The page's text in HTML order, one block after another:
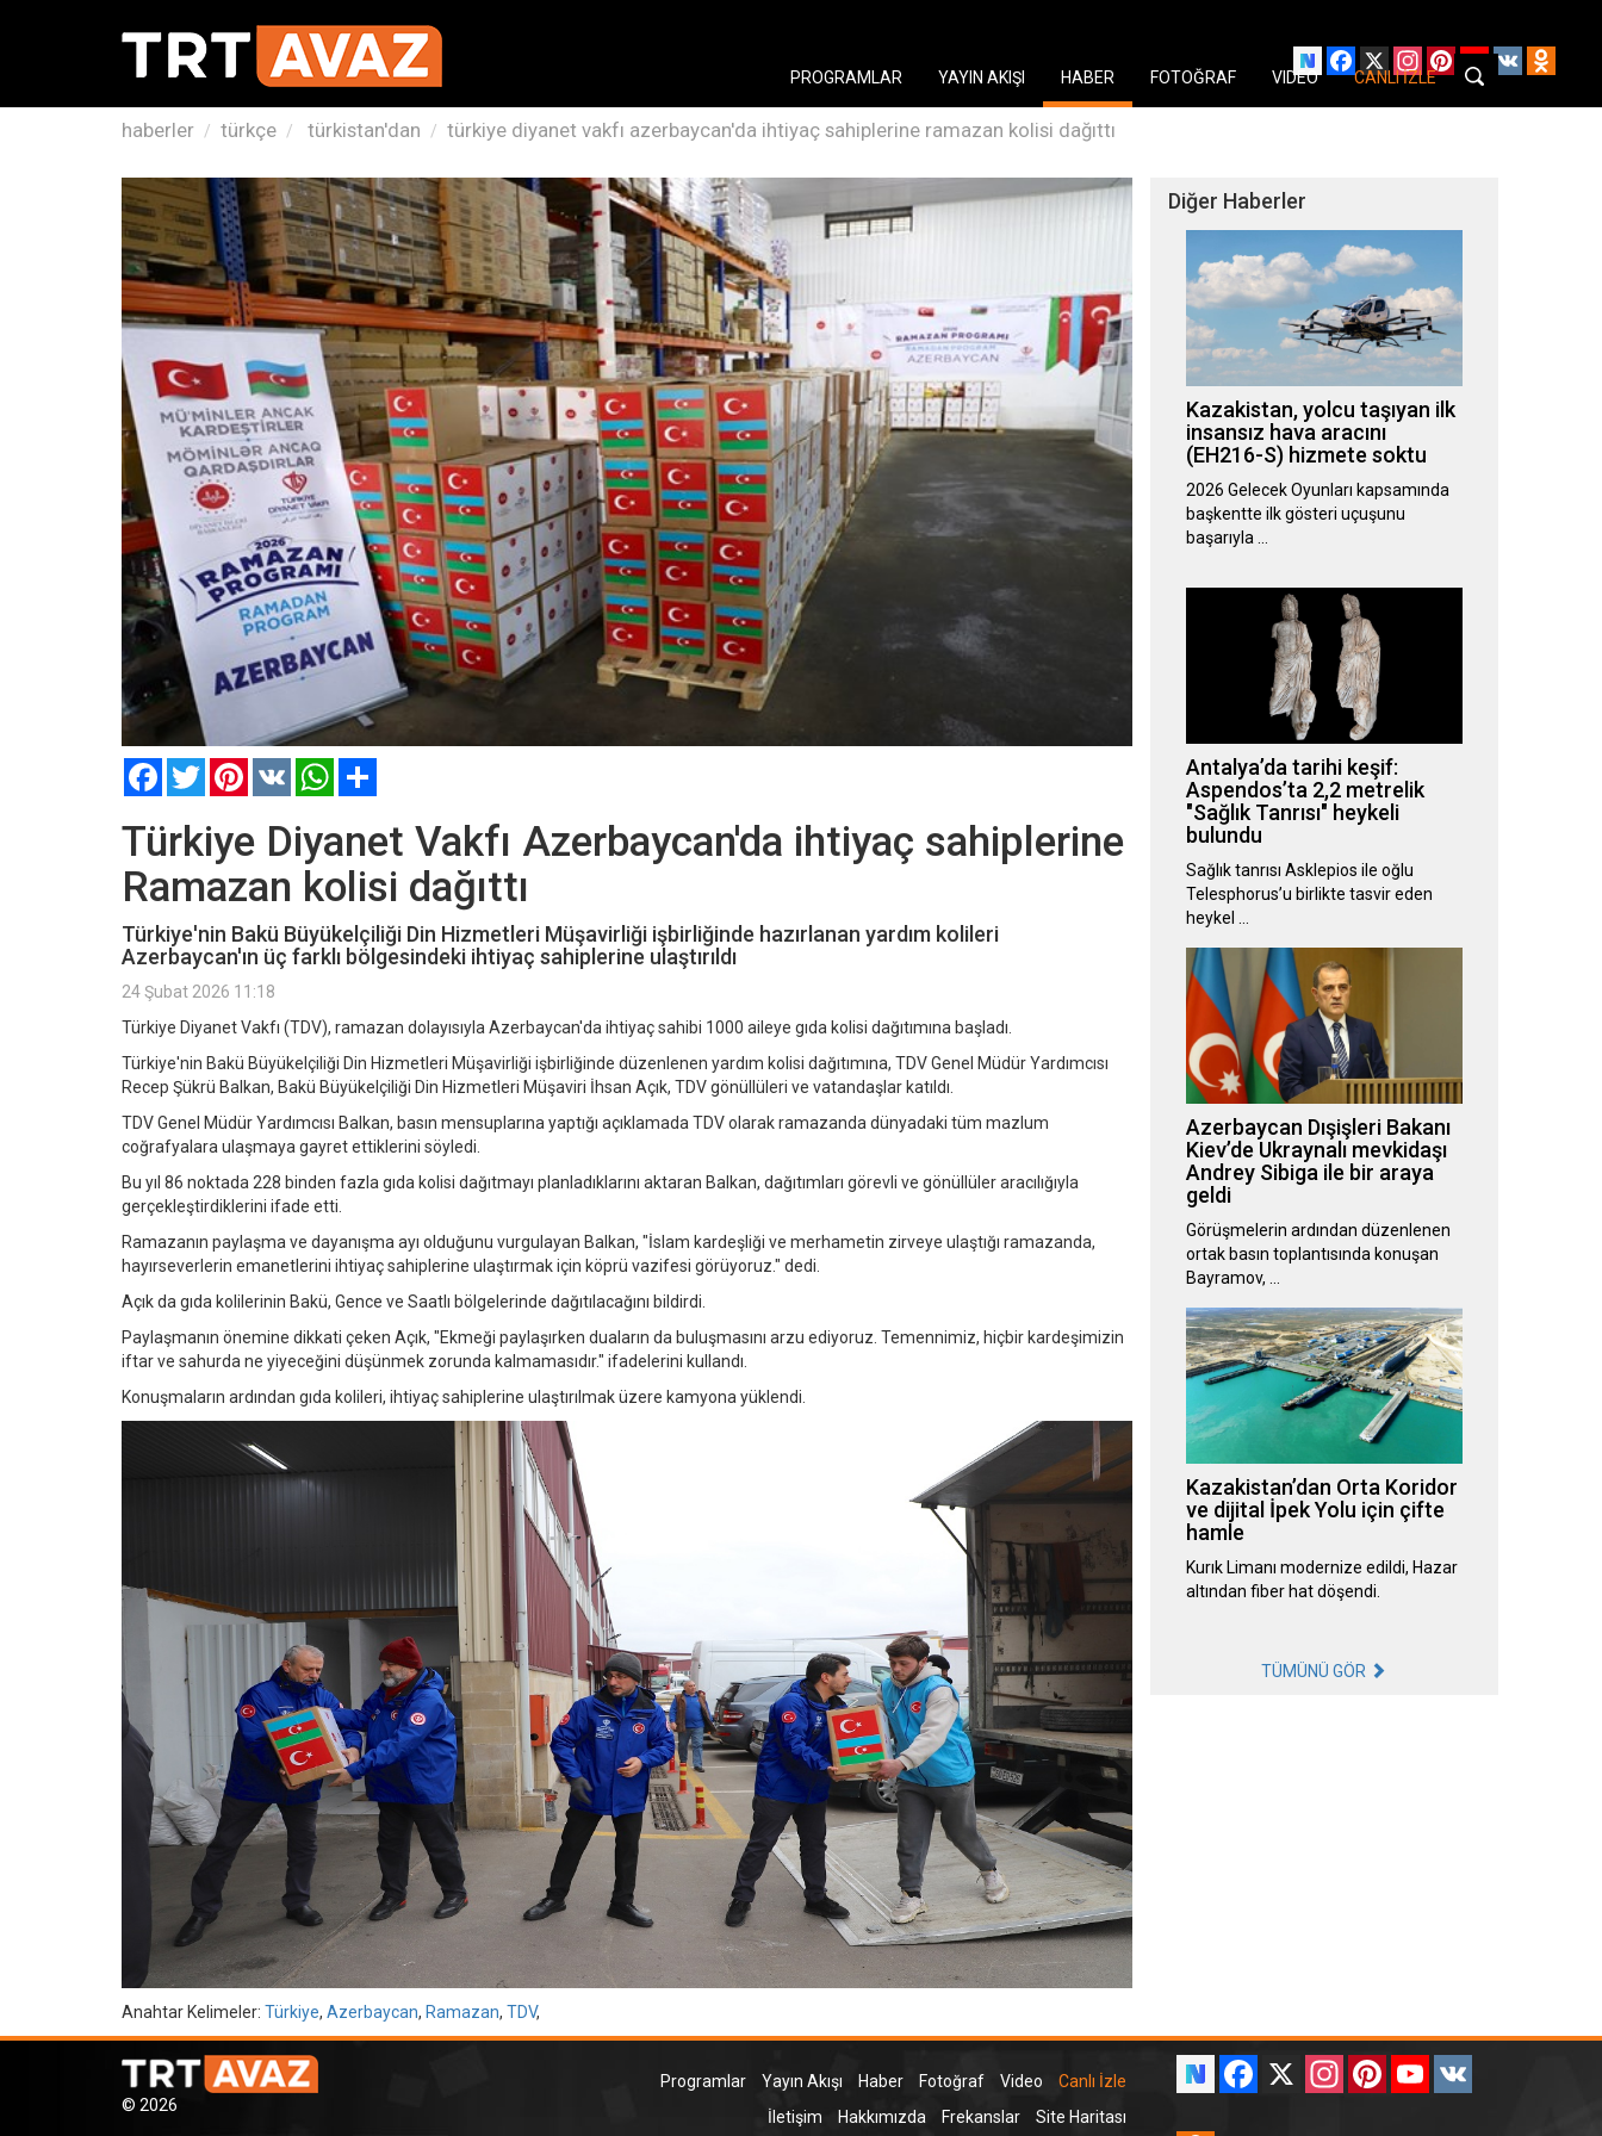
Facebook
X Instagram
PinterestYouTube
VK
PROGRAMLAR
YAYIN AKIŞI HABER FOTOĞRAF VIDEO CANLI İZLE
haberler türkçe türkistan'dan türkiye diyanet vakfı azerbaycan'da ihtiyaç sahiplerine ramazan kolisi dağıttı
FacebookTwitterPinterest
VK WhatsApp
Türkiye Diyanet Vakfı Azerbaycan'da ihtiyaç sahiplerine
Ramazan kolisi dağıttı
Türkiye'nin Bakü Büyükelçiliği Din Hizmetleri Müşavirliği işbirliğinde hazırlanan yardım kolileri
Azerbaycan'ın üç farklı bölgesindeki ihtiyaç sahiplerine ulaştırıldı
24 Şubat 2026 11:18
Türkiye Diyanet Vakfı (TDV), ramazan dolayısıyla Azerbaycan'da ihtiyaç sahibi 1000 aileye gıda kolisi dağıtımına başladı.
Türkiye'nin Bakü Büyükelçiliği Din Hizmetleri Müşavirliği işbirliğinde düzenlenen yardım kolisi dağıtımına, TDV Genel Müdür Yardımcısı
Recep Şükrü Balkan, Bakü Büyükelçiliği Din Hizmetleri Müşaviri İhsan Açık, TDV gönüllüleri ve vatandaşlar katıldı.
TDV Genel Müdür Yardımcısı Balkan, basın mensuplarına yaptığı açıklamada TDV olarak ramazanda dünyadaki tüm mazlum
coğrafyalara ulaşmaya gayret ettiklerini söyledi.
Bu yıl 86 noktada 228 binden fazla gıda kolisi dağıtmayı planladıklarını aktaran Balkan, dağıtımları görevli ve gönüllüler aracılığıyla
gerçekleştirdiklerini ifade etti.
Ramazanın paylaşma ve dayanışma ayı olduğunu vurgulayan Balkan, "İslam kardeşliği ve merhametin zirveye ulaştığı ramazanda,
hayırseverlerin emanetlerini ihtiyaç sahiplerine ulaştırmak için köprü vazifesi görüyoruz." dedi.
Açık da gıda kolilerinin Bakü, Gence ve Saatlı bölgelerinde dağıtılacağını bildirdi.
Paylaşmanın önemine dikkati çeken Açık, "Ekmeği paylaşırken duaların da buluşmasını arzu ediyoruz. Temennimiz, hiçbir kardeşimizin
iftar ve sahurda ne yiyeceğini düşünmek zorunda kalmamasıdır." ifadelerini kullandı.
Konuşmaların ardından gıda kolileri, ihtiyaç sahiplerine ulaştırılmak üzere kamyona yüklendi.
Anahtar Kelimeler: Türkiye, Azerbaycan, Ramazan, TDV,
Diğer Haberler
Kazakistan, yolcu taşıyan ilk
insansız hava aracını
(EH216-S) hizmete soktu
2026 Gelecek Oyunları kapsamında
başkentte ilk gösteri uçuşunu
başarıyla …
Antalya’da tarihi keşif:
Aspendos’ta 2,2 metrelik
"Sağlık Tanrısı" heykeli
bulundu
Sağlık tanrısı Asklepios ile oğlu
Telesphorus’u birlikte tasvir eden
heykel …
Azerbaycan Dışişleri Bakanı
Kiev’de Ukraynalı mevkidaşı
Andrey Sibiga ile bir araya
geldi
Görüşmelerin ardından düzenlenen
ortak basın toplantısında konuşan
Bayramov, …
Kazakistan’dan Orta Koridor
ve dijital İpek Yolu için çifte
hamle
Kurık Limanı modernize edildi, Hazar
altından fiber hat döşendi.
TÜMÜNÜ GÖR
© 2026
Programlar Yayın Akışı Haber Fotoğraf Video
Canlı İzle
İletişim
Hakkımızda Frekanslar Site Haritası
Facebook
X InstagramPinterestYouTube